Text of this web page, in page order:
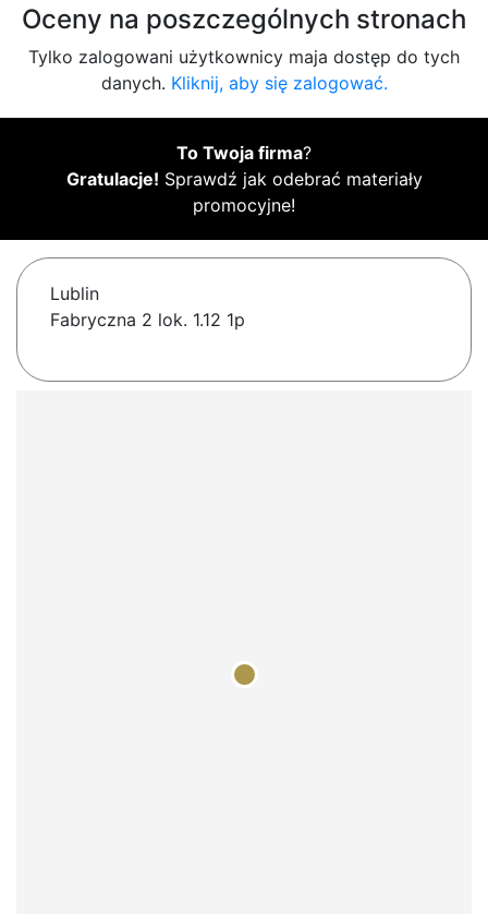
Oceny na poszczególnych stronach
Tylko zalogowani użytkownicy maja dostęp do tych
danych. Kliknij, aby się zalogować.
To Twoja firma?
Gratulacje! Sprawdź jak odebrać materiały
promocyjne!
Lublin
Fabryczna 2 lok. 1.12 1p